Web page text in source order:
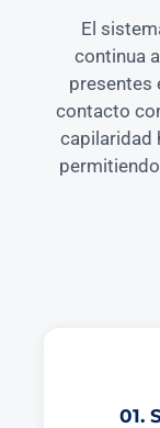
El
continua
presentes
contacto
capilaridad
01.